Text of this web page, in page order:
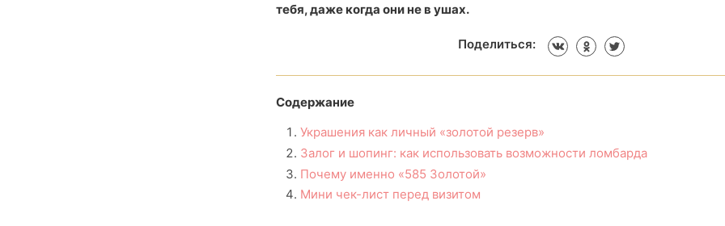
тебя, даже когда они не в ушах.
Поделиться:
Содержание
Украшения как личный «золотой резерв»
Залог и шопинг: как использовать возможности ломбарда
Почему именно «585 Золотой»
Мини чек-лист перед визитом